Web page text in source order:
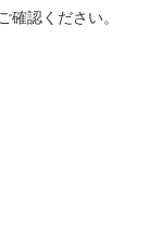
確認ください。